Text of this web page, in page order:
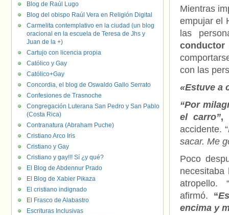
Mientras
empujar el
las
conductor
con las
«Estuve a
“Por
el carro”,
accidente. “
sacar. Me
Poco
necesitaba
atropello.
afirmó. “
encima y
Blog de Raúl Lugo
Blog del obispo Raúl Vera en Religión Digital
Carmelita contemplativo en la ciudad (un blog
oracional en la escuela de Teresa de Jhs y
Juan de la +)
Cartujo con licencia propia
Católico y Gay
Católico+Gay
Concordia, el blog de Oswaldo Gallo Serrato
Confesiones de Trasnoche
Congregación Luterana San Pedro y San Pablo
(Costa Rica)
Contranatura (Abraham Puche)
Cristiano Arco Iris
Cristiano y Gay
Cristiano y gay!!! Sí ¿y qué?
El Blog de Abdennur Prado
El Blog de Xabier Pikaza
El cristiano indignado
El Frasco de Alabastro
Escrituras Inclusivas